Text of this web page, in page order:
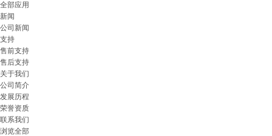
全部应用
新闻
公司新闻
支持
售前支持
售后支持
关于我们
公司简介
发展历程
荣誉资质
联系我们
浏览全部